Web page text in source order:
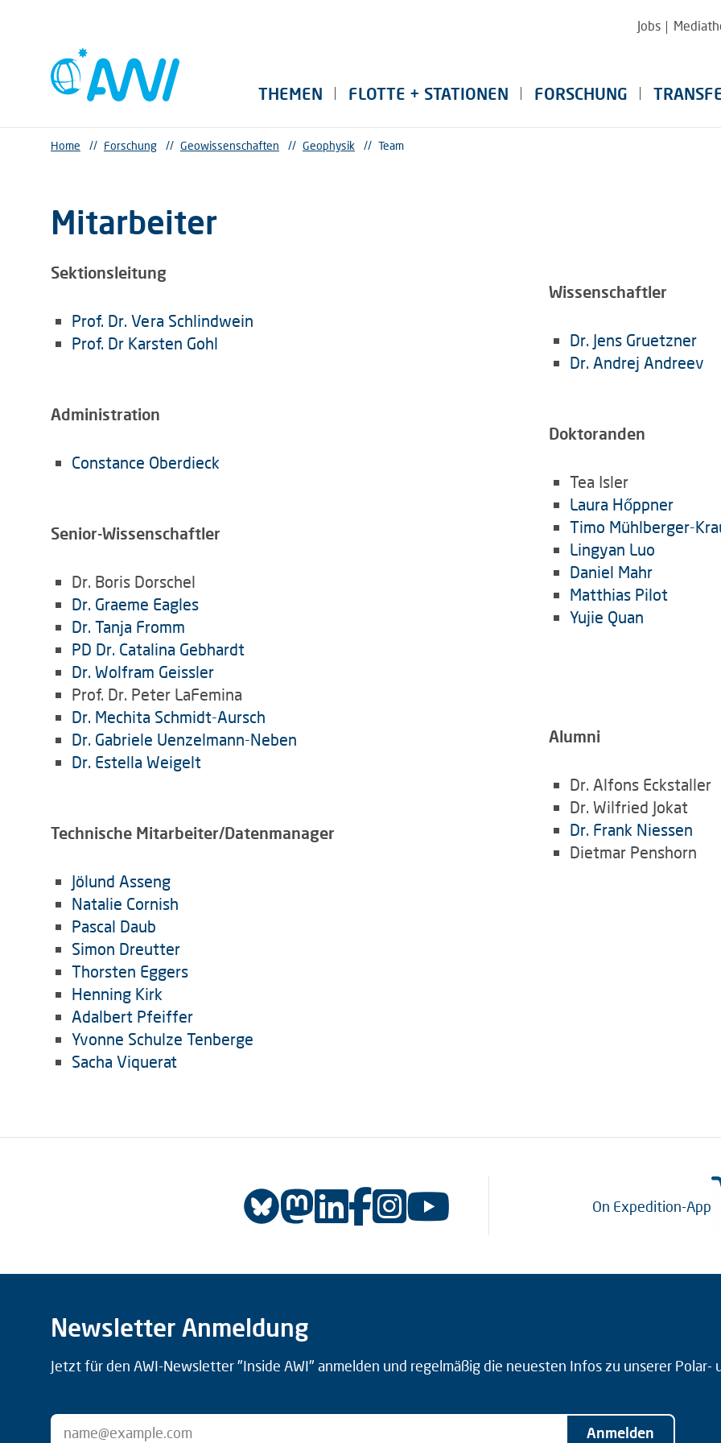
Jobs
THEMEN FLOTTE + STATIONEN FORSCHUNG
Home // Forschung // Geowissenschaften // Geophysik // Team
Mitarbeiter
Sektionsleitung
Prof. Dr. Vera Schlindwein
Prof. Dr Karsten Gohl
Administration
Constance Oberdieck
Senior-Wissenschaftler
Dr. Boris Dorschel
Dr. Graeme Eagles
Dr. Tanja Fromm
PD Dr. Catalina Gebhardt
Dr. Wolfram Geissler
Prof. Dr. Peter LaFemina
Dr. Mechita Schmidt-Aursch
Dr. Gabriele Uenzelmann-Neben
Dr. Estella Weigelt
Technische Mitarbeiter/Datenmanager
Jölund Asseng
Natalie Cornish
Pascal Daub
Simon Dreutter
Thorsten Eggers
Henning Kirk
Adalbert Pfeiffer
Yvonne Schulze Tenberge
Sacha Viquerat
Wissenschaftler
Dr. Jens Gruetzner
Dr. Andrej Andreev
Doktoranden
Tea Isler
Laura Hőppner
Timo Mühlberger-
Lingyan Luo
Daniel Mahr
Matthias Pilot
Yujie Quan
Alumni
Dr. Alfons Eckstaller
Dr. Wilfried Jokat
Dr. Frank Niessen
Dietmar Penshorn
On Expedition-App
Newsletter Anmeldung
Jetzt für den AWI-Newsletter "Inside AWI" anmelden und regelmäßig die neuesten Infos zu unserer Polar-
Anmelden